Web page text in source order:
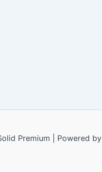
Premium | Powered by